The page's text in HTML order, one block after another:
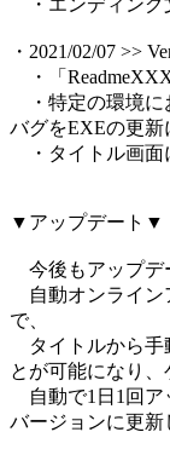
・エンディング
・2021/02/07 >>
・「
・特定の環境に
バグをEXEの更新
・タイトル画面
▼アップデート▼
今後もアップデ
自動オンライン
で、
タイトルから手
とが可能になり、
自動で1日1回ア
バージョンに更新